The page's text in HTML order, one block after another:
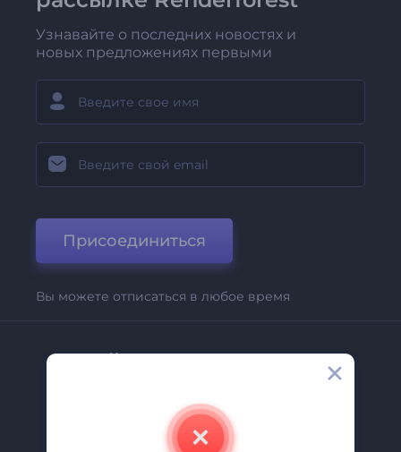
Узнавайте о последних новостях и
новых предложениях первыми
Присоединиться
Вы можете отписаться в любое время
Компания
Свяжитесь С Нами